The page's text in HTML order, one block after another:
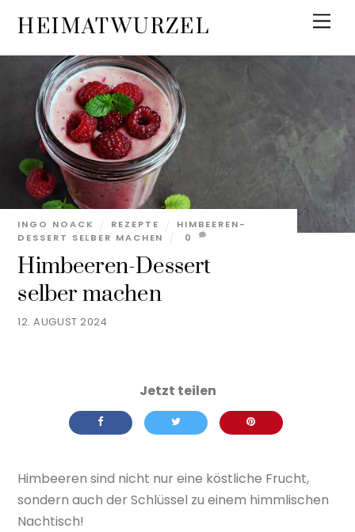
content
HEIMATWURZEL
12. AUGUST 2024
Himbeeren-Dessert
selber machen
INGO NOACK REZEPTE
HIMBEEREN-
DESSERT SELBER MACHEN
0
Himbeeren sind nicht nur eine köstliche Frucht,
sondern auch der Schlüssel zu einem himmlischen
Nachtisch!